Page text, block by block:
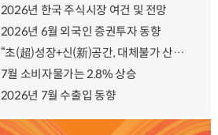
2026년 한국 주식시장 여건 및 전망
2026년 6월 외국인 증권투자 동향
“초(超)성장+신(新)공간, 대체불가 산업강국”
7월 소비자물가는 2.8% 상승
2026년 7월 수출입 동향